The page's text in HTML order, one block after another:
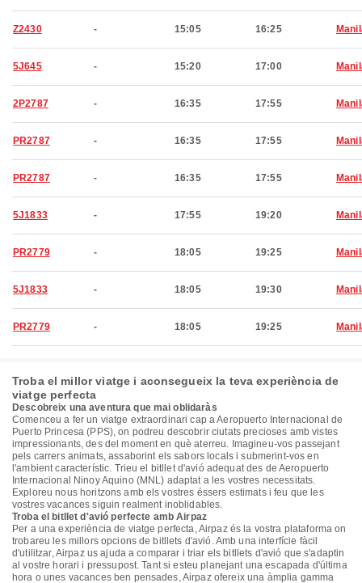
Z2430 - 15:05 16:25
5J645 - 15:20 17:00
2P2787 - 16:35 17:55
PR2787 - 16:35 17:55
PR2787 - 16:35 17:55
5J1833 - 17:55 19:20
PR2779 - 18:05 19:25
5J1833 - 18:05 19:30
PR2779 - 18:05 19:25
Troba el millor viatge i aconsegueix la teva experiència de
viatge perfecta
Descobreix una aventura que mai oblidaràs
Comenceu a fer un viatge extraordinari cap a Aeropuerto Internacional de
Puerto Princesa (PPS), on podreu descobrir ciutats precioses amb vistes
impressionants, des del moment en què aterreu. Imagineu-vos passejant
pels carrers animats, assaborint els sabors locals i submerint-vos en
l'ambient característic. Trieu el bitllet d'avió adequat des de Aeropuerto
Internacional Ninoy Aquino (MNL) adaptat a les vostres necessitats.
Exploreu nous horitzons amb els vostres éssers estimats i feu que les
vostres vacances siguin realment inoblidables.
Troba el bitllet d'avió perfecte amb Airpaz
Per a una experiència de viatge perfecta, Airpaz és la vostra plataforma on
trobareu les millors opcions de bitllets d'avió. Amb una interfície fàcil
d'utilitzar, Airpaz us ajuda a comparar i triar els bitllets d'avió que s'adaptin
al vostre horari i pressupost. Tant si esteu planejant una escapada d'última
hora o unes vacances ben pensades, Airpaz ofereix una àmplia gamma